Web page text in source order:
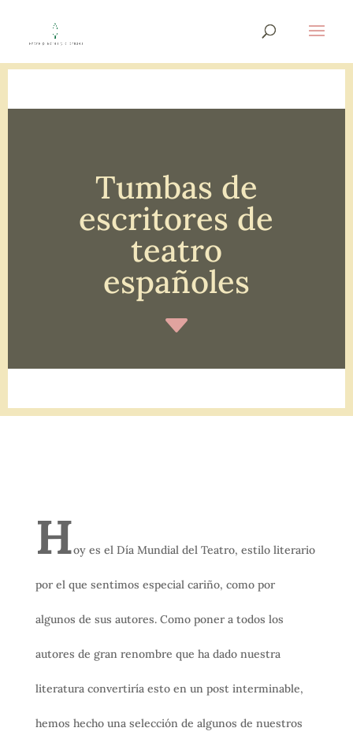
Tumbas de
escritores de
teatro
españoles
C
Hoy es el Día Mundial del Teatro, estilo literario
por el que sentimos especial cariño, como por
algunos de sus autores. Como poner a todos los
autores de gran renombre que ha dado nuestra
literatura convertiría esto en un post interminable,
hemos hecho una selección de algunos de nuestros